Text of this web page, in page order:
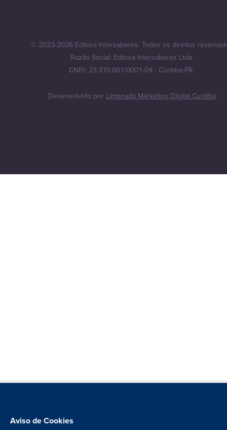
© 2023-2026 Editora Intersaberes. Todos os direitos
Razão Social: Editora Intersaberes Ltda.
CNPJ: 23.310.601/0001-04 - Curitiba-PR.
Desenvolvido por Limonada Marketing Digital Curitiba
Aviso de Cookies